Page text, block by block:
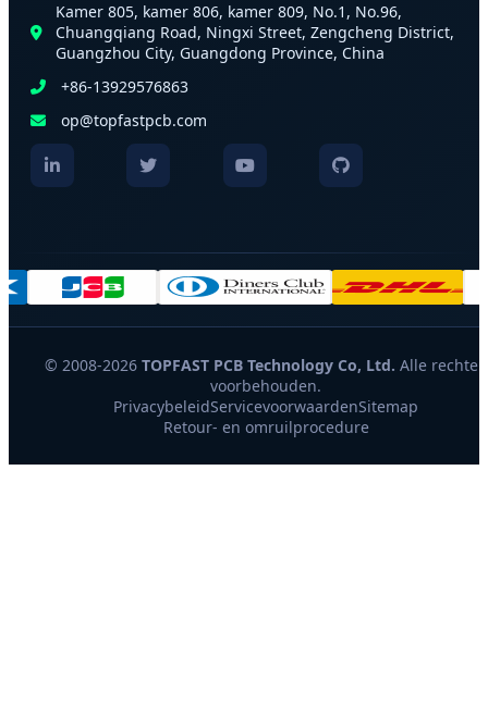
Kamer 805, kamer 806, kamer 809, No.1, No.96,
Chuangqiang Road, Ningxi Street, Zengcheng District,
Guangzhou City, Guangdong Province, China
+86-13929576863
op@topfastpcb.com
© 2008-2026 TOPFAST PCB Technology Co, Ltd. Alle rechten
voorbehouden.
PrivacybeleidServicevoorwaardenSitemap
Retour- en omruilprocedure